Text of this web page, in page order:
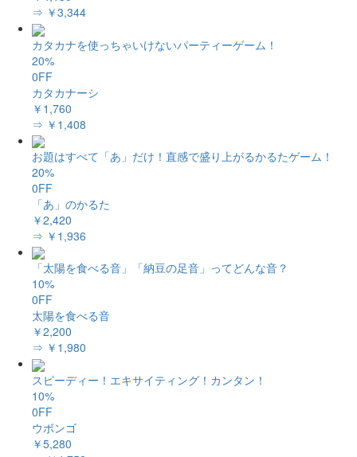
⇒ ￥3,344
カタカナを使っちゃいけないパーティーゲーム！
20%
0FF
カタカナーシ
￥1,760
⇒ ￥1,408
お題はすべて「あ」だけ！直感で盛り上がるかるたゲーム！
20%
0FF
「あ」のかるた
￥2,420
⇒ ￥1,936
「太陽を食べる音」「納豆の足音」ってどんな音？
10%
0FF
太陽を食べる音
￥2,200
⇒ ￥1,980
スピーディー！エキサイティング！カンタン！
10%
0FF
ウボンゴ
￥5,280